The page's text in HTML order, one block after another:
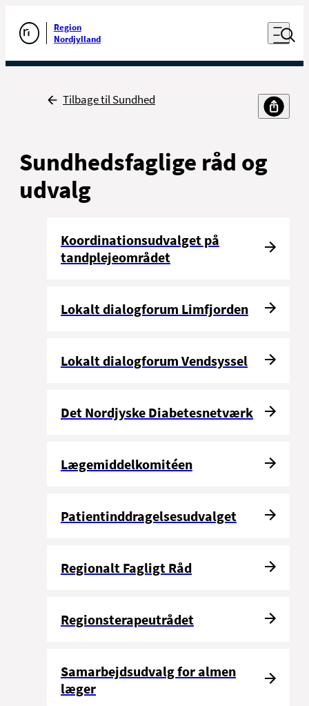
Gå til forsiden
Region
Nordjylland
Åben
Udfør søgning
Tilbage
Tilbage til Sundhed
Sundhedsfaglige råd og
udvalg
Koordinationsudvalget på
tandplejeområdet
Lokalt dialogforum Limfjorden
Lokalt dialogforum Vendsyssel
Det Nordjyske Diabetesnetværk
Lægemiddelkomitéen
Patientinddragelsesudvalget
Regionalt Fagligt Råd
Regionsterapeutrådet
Samarbejdsudvalg for almen
læger